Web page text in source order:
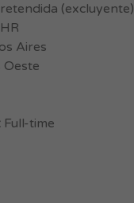
(excluyente)
Aires
Oeste
Full-time